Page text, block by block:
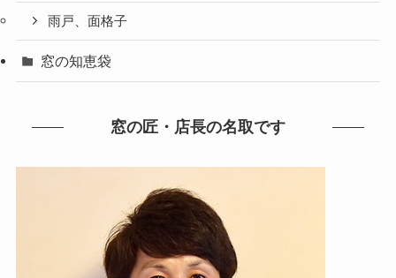
雨戸、面格子
窓の知恵袋
窓の匠・店長の名取です